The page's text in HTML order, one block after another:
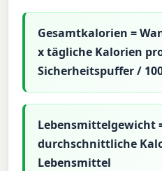
Gesamtkalorien =
x tägliche Kalorien
Sicherheitspuffer /
Lebensmittelgewicht
durchschnittliche
Lebensmittel